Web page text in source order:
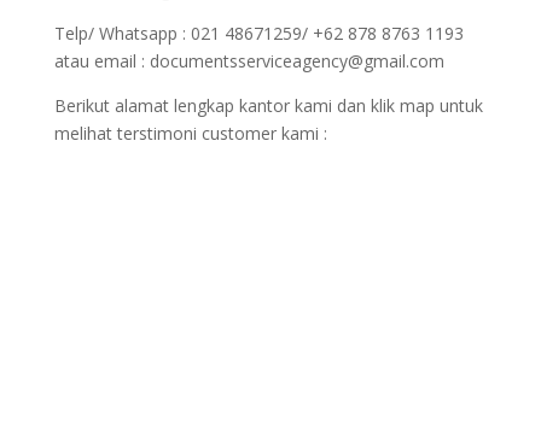
Telp/ Whatsapp : 021 48671259/ +62 878 8763 1193
atau email : documentsserviceagency@gmail.com
Berikut alamat lengkap kantor kami dan klik map untuk
melihat terstimoni customer kami :